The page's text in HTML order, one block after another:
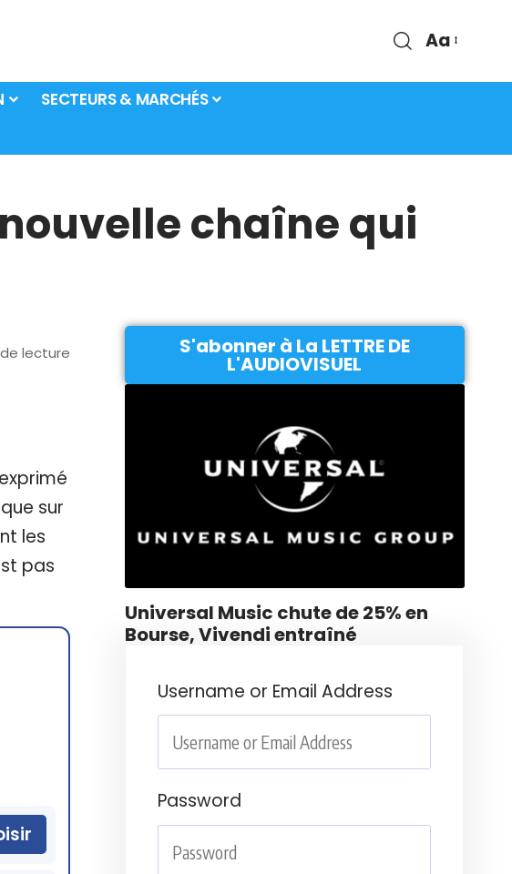
Aa
SECTEURS & MARCHÉS
chaîne qui
de lecture
sur
les
pas
S'abonner à La LETTRE DE
L'AUDIOVISUEL
Universal Music chute de 25% en
Bourse, Vivendi entraîné
Username or Email Address
Password